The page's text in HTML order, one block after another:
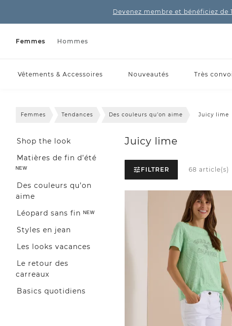
Devenez membre et bénéficiez de
Femmes Hommes
Vêtements & Accessoires Nouveautés Très
Femmes Tendances Des couleurs qu’on aime Juicy lime
Shop the look
Matières de fin d’été
ᴺᴱᵂ
Des couleurs qu’on
aime
Léopard sans fin ᴺᴱᵂ
Styles en jean
Les looks vacances
Le retour des
carreaux
Basics quotidiens
Juicy lime
FILTRER 68 article(s)